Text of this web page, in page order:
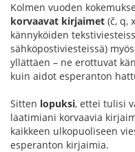
Kolmen vuoden
korvaavat kirjaimet (č, q,
kännyköiden
sähköpostiviesteissä)
yllättäen – ne erottuvat
kuin aidot esperanton
Sitten lopuksi, ettei tulisi
laatimiani korvaavia
kaikkeen ulkopuoliseen
esperanton kirjaimia.